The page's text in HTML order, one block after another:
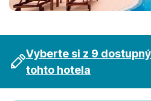
Vyberte si z 9
tohto hotela